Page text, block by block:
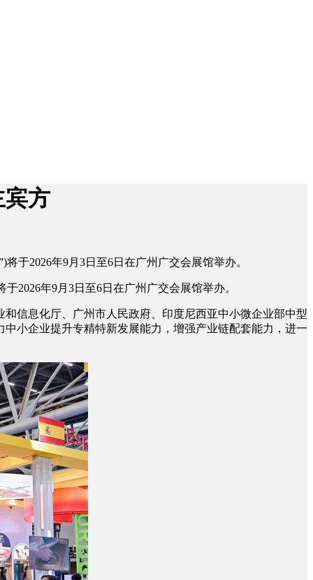
宾方
于2026年9月3日至6日在广州广交会展馆举办。
2026年9月3日至6日在广州广交会展馆举办。
信息化厅、广州市人民政府、印度尼西亚中小微企业部中型
小企业提升专精特新发展能力，增强产业链配套能力，进一